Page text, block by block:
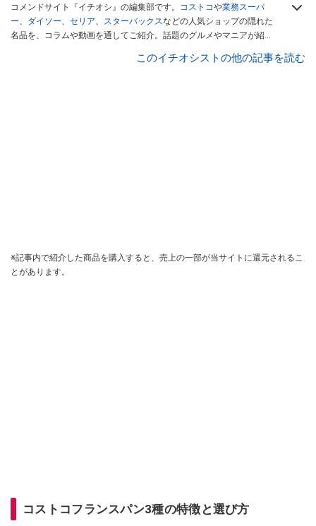
コメンドサイト『イチオシ』の編集部です。 コストコや業務スーパ
ー、 ダイソー、 セリア、 スターバックスなどの人気ショップの隠れた
名品を、コラムや動画を通してご紹介。話題のグルメやマニアが紹介
インフルエンサーが実際に使用してレビューしています。毎日トレン
このイチオシストの他の記事を読む
※記事内で紹介した商品を購入すると、売上の一部が当サイトに還元されるこ
とがあります。
コストコフランスパン3種の特徴と選び方